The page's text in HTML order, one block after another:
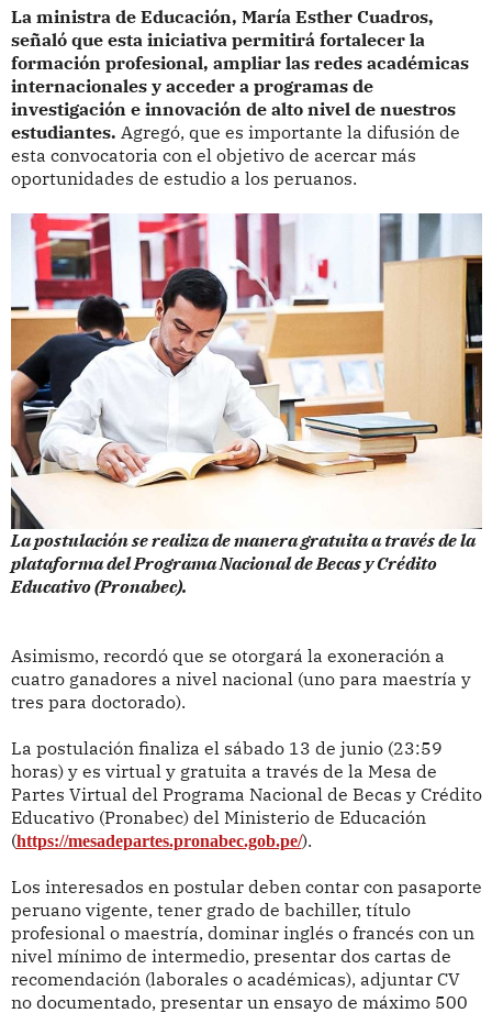
La ministra de Educación, María Esther Cuadros,
señaló que esta iniciativa permitirá fortalecer la
formación profesional, ampliar las redes académicas
internacionales y acceder a programas de
investigación e innovación de alto nivel de nuestros
estudiantes. Agregó, que es importante la difusión de
esta convocatoria con el objetivo de acercar más
oportunidades de estudio a los peruanos.
La postulación se realiza de manera gratuita a través de la
plataforma del Programa Nacional de Becas y Crédito
Educativo (Pronabec).
Asimismo, recordó que se otorgará la exoneración a
cuatro ganadores a nivel nacional (uno para maestría y
tres para doctorado).
La postulación finaliza el sábado 13 de junio (23:59
horas) y es virtual y gratuita a través de la Mesa de
Partes Virtual del Programa Nacional de Becas y Crédito
Educativo (Pronabec) del Ministerio de Educación
(https://mesadepartes.pronabec.gob.pe/).
Los interesados en postular deben contar con pasaporte
peruano vigente, tener grado de bachiller, título
profesional o maestría, dominar inglés o francés con un
nivel mínimo de intermedio, presentar dos cartas de
recomendación (laborales o académicas), adjuntar CV
no documentado, presentar un ensayo de máximo 500